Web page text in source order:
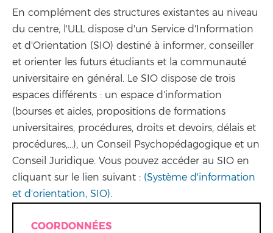
En complément des structures existantes au niveau
du centre, l'ULL dispose d'un Service d'Information
et d'Orientation (SIO) destiné à informer, conseiller
et orienter les futurs étudiants et la communauté
universitaire en général. Le SIO dispose de trois
espaces différents : un espace d'information
(bourses et aides, propositions de formations
universitaires, procédures, droits et devoirs, délais et
procédures,...), un Conseil Psychopédagogique et un
Conseil Juridique. Vous pouvez accéder au SIO en
cliquant sur le lien suivant : (Système d'information
et d'orientation, SIO).
COORDONNÉES